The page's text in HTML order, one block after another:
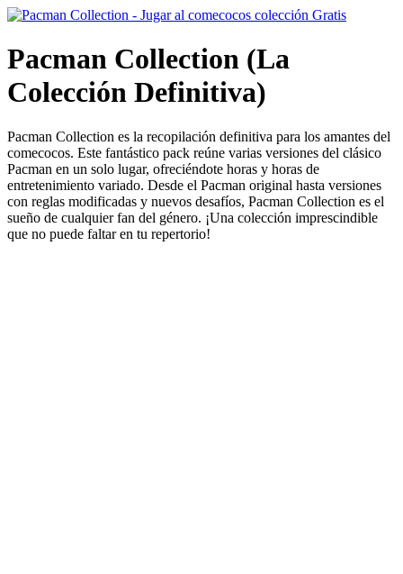
Pacman Collection (La
Colección Definitiva)
Pacman Collection es la recopilación definitiva para los amantes del
comecocos. Este fantástico pack reúne varias versiones del clásico
Pacman en un solo lugar, ofreciéndote horas y horas de
entretenimiento variado. Desde el Pacman original hasta versiones
con reglas modificadas y nuevos desafíos, Pacman Collection es el
sueño de cualquier fan del género. ¡Una colección imprescindible
que no puede faltar en tu repertorio!